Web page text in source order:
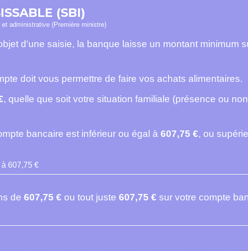
(SBI)
administrative (Première ministre)
d'une saisie, la banque laisse un montant minimum
doit vous permettre de faire vos achats alimentaires.
, quelle que soit votre situation familiale (présence ou
bancaire est inférieur ou égal à 607,75 €, ou
607,75 €
de 607,75 € ou tout juste 607,75 € sur votre compte